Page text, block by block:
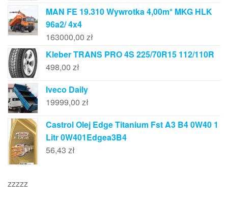
MAN FE 19.310 Wywrotka 4,00m* MKG HLK
96a2/ 4x4
163000,00 zł
Kleber TRANS PRO 4S 225/70R15 112/110R
498,00 zł
Iveco Daily
19999,00 zł
Castrol Olej Edge Titanium Fst A3 B4 0W40 1
Litr 0W401Edgea3B4
56,43 zł
zzzzz